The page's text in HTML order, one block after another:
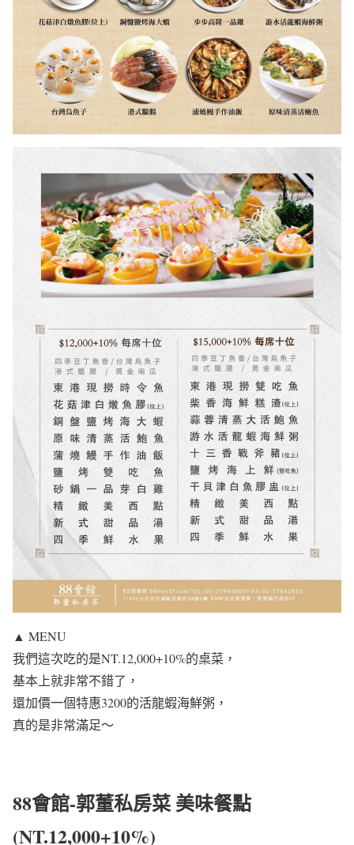
▲ MENU
我們這次吃的是NT.12,000+10%的桌菜，
基本上就非常不錯了，
還加價一個特惠3200的活龍蝦海鮮粥，
真的是非常滿足～
88會館-郭董私房菜 美味餐點
(NT.12,000+10%)